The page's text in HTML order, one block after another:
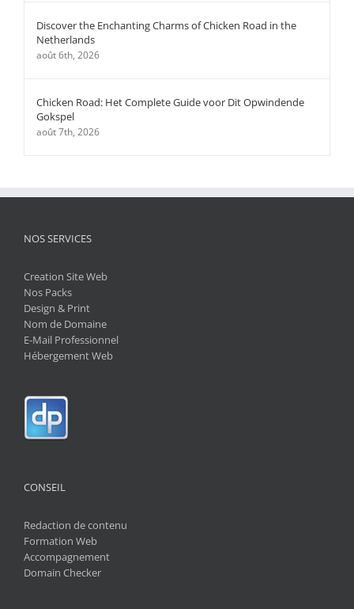
impact et ses effets sont aussi importants que positifs.
de la moitié des acteurs du marketing sur Internet
pensent que la vidéo représente un outil stratégique de
première importance pour une campagne marketing, [...]